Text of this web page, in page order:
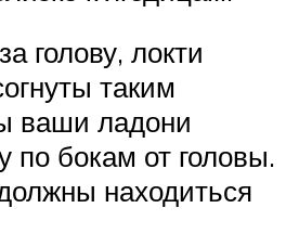
голову, локти
таким
ваши ладони
по бокам от головы.
находиться